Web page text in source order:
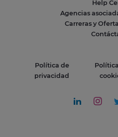
Help
Agencias
Carreras y
Política de
privacidad